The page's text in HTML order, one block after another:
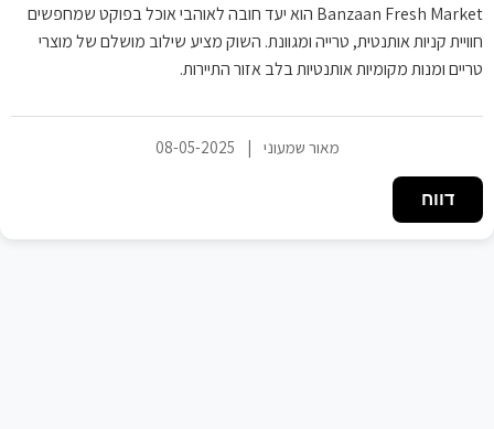
Banzaan Fresh Market הוא יעד חובה לאוהבי אוכל בפוקט שמחפשים
חוויית קניות אותנטית, טרייה ומגוונת. השוק מציע שילוב מושלם של מוצרי
טריים ומנות מקומיות אותנטיות בלב אזור התיירות.
מאור שמעוני |
08-05-2025
דווח